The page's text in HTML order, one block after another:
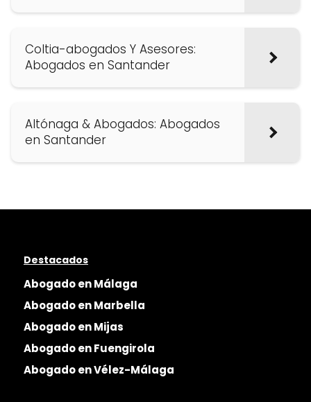
Coltia-abogados Y Asesores:
Abogados en Santander
Altónaga & Abogados: Abogados
en Santander
Destacados
Abogado en Málaga
Abogado en Marbella
Abogado en Mijas
Abogado en Fuengirola
Abogado en Vélez-Málaga